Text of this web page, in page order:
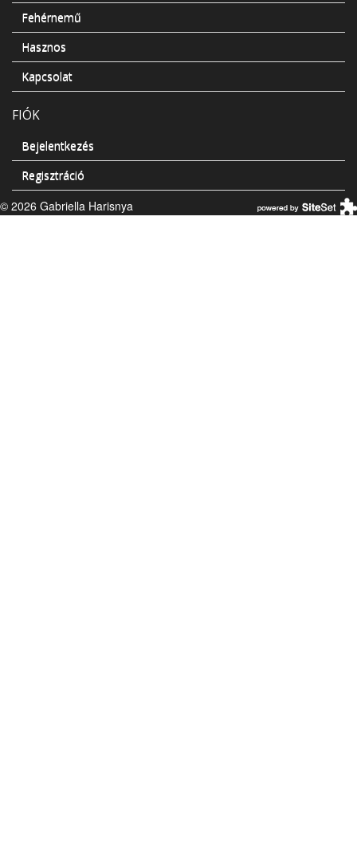
Fehérnemű
Hasznos
Kapcsolat
FIÓK
Bejelentkezés
Regisztráció
© 2026 Gabriella Harisnya